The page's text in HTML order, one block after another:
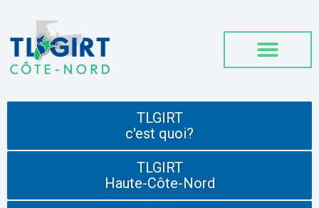
TLGIRT
c'est quoi?
TLGIRT
Haute-Côte-Nord